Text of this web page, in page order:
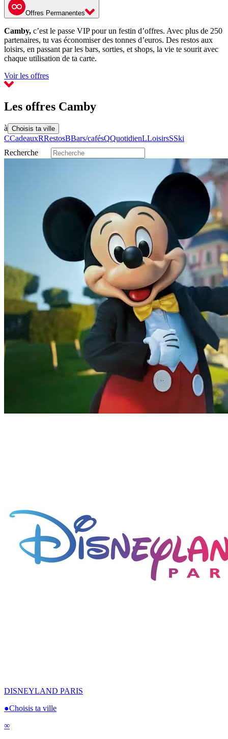
Offres Permanentes
Camby, c’est le passe VIP pour un festin d’offres. Avec plus de 250
partenaires, tu vas économiser des tonnes d’euros. Des restos aux
loisirs, en passant par les bars, sorties, et shops, la vie te sourit avec
chaque utilisation de ta carte.
Voir les offres
Les offres Camby
à Choisis ta ville
CCadeauxRRestosBBars/cafésQQuotidienLLoisirsSSki
Recherche
DISNEYLAND PARIS
●Choisis ta ville
∞